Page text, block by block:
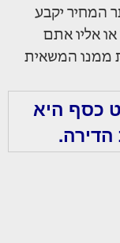
המחיר יקבע
אליו אתם
ממנו המשאית
כסף היא